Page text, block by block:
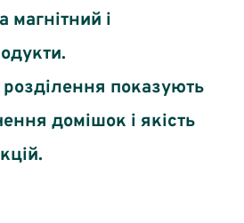
магнітний і
показують
домішок і якість